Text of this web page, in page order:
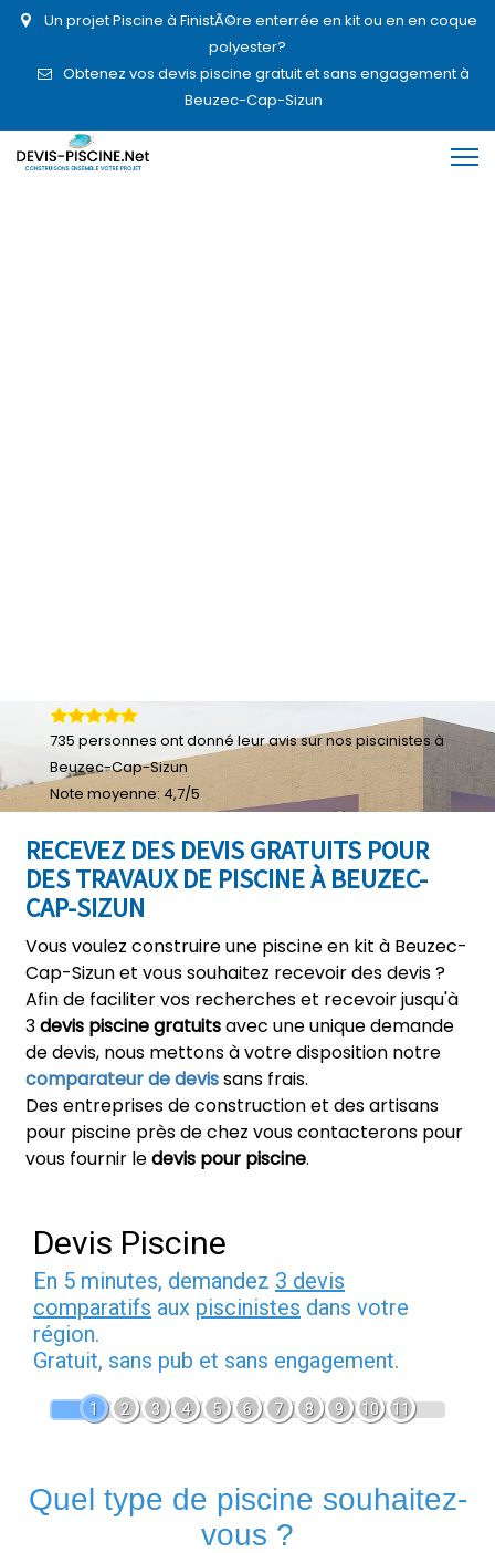
Un projet Piscine à FinistÃ©re enterrée en kit ou en en coque
polyester?
Obtenez vos devis piscine gratuit et sans engagement à
Beuzec-Cap-Sizun
RECEVEZ DES DEVIS GRATUITS POUR
DES TRAVAUX DE PISCINE À BEUZEC-
CAP-SIZUN
Vous voulez construire une piscine en kit à Beuzec-
Cap-Sizun et vous souhaitez recevoir des devis ?
Afin de faciliter vos recherches et recevoir jusqu'à
3devis piscine gratuitsavec une unique demande
de devis, nous mettons à votre disposition notre
comparateur de devissans frais.
Des entreprises de construction et des artisans
pour piscine près de chez vous contacterons pour
vous fournir ledevis pour piscine.
735 personnes ont donné leuravis sur nos piscinistes à
Beuzec-Cap-Sizun
Note moyenne: 4,7/5
Devis Piscine
En 5 minutes, demandez 3 devis
comparatifs aux piscinistes dans votre
région.
Gratuit, sans pub et sans engagement.
1 2 3 4 5 6 7 8 9 10 11
Quel type de piscine souhaitez-
vous ?